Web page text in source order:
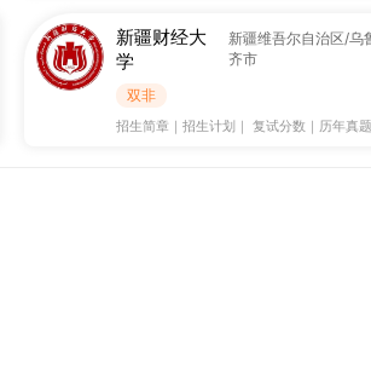
新疆财经大
学
新疆维吾尔自治区/乌
齐市
双非
招生简章 ｜ 招生计划 ｜ 复试分数 ｜ 历年真题